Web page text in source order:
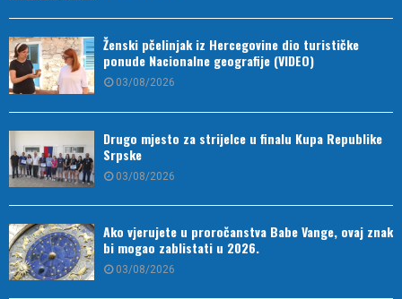
Ženski pčelinjak iz Hercegovine dio turističke
ponude Nacionalne geografije (VIDEO)
03/08/2026
Drugo mjesto za strijelce u finalu Kupa Republike
Srpske
03/08/2026
Ako vjerujete u proročanstva Babe Vange, ovaj znak
bi mogao zablistati u 2026.
03/08/2026